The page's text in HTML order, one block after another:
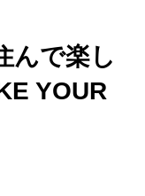
ライフレー
つ いて
んで楽し
YOUR